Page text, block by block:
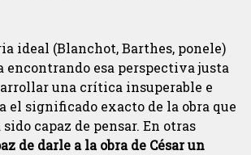
ideal (Blanchot, Barthes, ponele)
encontrando esa perspectiva justa
una crítica insuperable e
el significado exacto de la obra que
capaz de pensar. En otras
de darle a la obra de César un